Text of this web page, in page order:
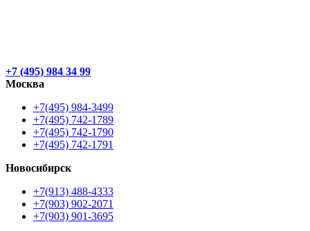
+7 (495) 984 34 99
Москва
+7(495) 984-3499
+7(495) 742-1789
+7(495) 742-1790
+7(495) 742-1791
Новосибирск
+7(913) 488-4333
+7(903) 902-2071
+7(903) 901-3695